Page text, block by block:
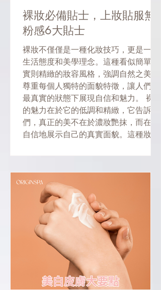
裸妝必備貼士，上妝貼服無
粉感6大貼士
裸妝不僅僅是一種化妝技巧，更是一種
生活態度和美學理念。這種看似簡單、
實則精緻的妝容風格，強調自然之美，
尊重每個人獨特的面貌特徵，讓人們在
最真實的狀態下展現自信和魅力。 裸妝
的魅力在於它的低調和精緻，它告訴我
們，真正的美不在於濃妝艷抹，而在於
自信地展示自己的真實面貌。這種妝